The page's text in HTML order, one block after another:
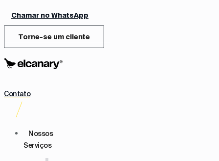
Chamar no WhatsApp
Torne-se um cliente
Contato
Nossos
Serviços